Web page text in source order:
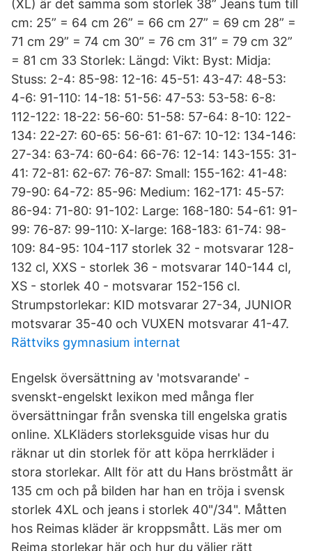
(XL) är det samma som storlek 38” Jeans tum till
cm: 25” = 64 cm 26” = 66 cm 27” = 69 cm 28” =
71 cm 29” = 74 cm 30” = 76 cm 31” = 79 cm 32”
= 81 cm 33 Storlek: Längd: Vikt: Byst: Midja:
Stuss: 2-4: 85-98: 12-16: 45-51: 43-47: 48-53:
4-6: 91-110: 14-18: 51-56: 47-53: 53-58: 6-8:
112-122: 18-22: 56-60: 51-58: 57-64: 8-10: 122-
134: 22-27: 60-65: 56-61: 61-67: 10-12: 134-146:
27-34: 63-74: 60-64: 66-76: 12-14: 143-155: 31-
41: 72-81: 62-67: 76-87: Small: 155-162: 41-48:
79-90: 64-72: 85-96: Medium: 162-171: 45-57:
86-94: 71-80: 91-102: Large: 168-180: 54-61: 91-
99: 76-87: 99-110: X-large: 168-183: 61-74: 98-
109: 84-95: 104-117 storlek 32 - motsvarar 128-
132 cl, XXS - storlek 36 - motsvarar 140-144 cl,
XS - storlek 40 - motsvarar 152-156 cl.
Strumpstorlekar: KID motsvarar 27-34, JUNIOR
motsvarar 35-40 och VUXEN motsvarar 41-47.
Rättviks gymnasium internat
Engelsk översättning av 'motsvarande' -
svenskt-engelskt lexikon med många fler
översättningar från svenska till engelska gratis
online. XLKläders storleksguide visas hur du
räknar ut din storlek för att köpa herrkläder i
stora storlekar. Allt för att du Hans bröstmått är
135 cm och på bilden har han en tröja i svensk
storlek 4XL och jeans i storlek 40"/34". Måtten
hos Reimas kläder är kroppsmått. Läs mer om
Reima storlekar här och hur du väljer rätt